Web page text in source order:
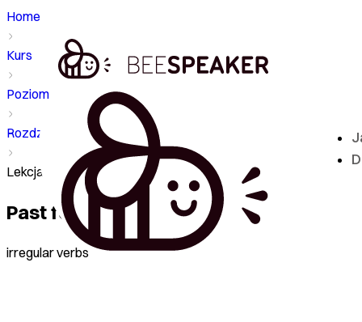
Home
Kurs
Poziom - B1
Rozdział
Lekcja - Past forms
Past forms
irregular verbs